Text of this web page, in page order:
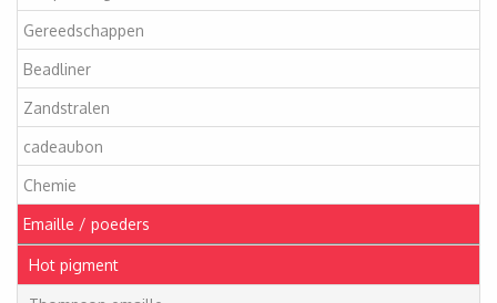
Gereedschappen
Beadliner
Zandstralen
cadeaubon
Chemie
Emaille / poeders
Hot pigment